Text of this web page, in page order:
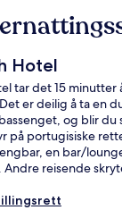
Hotel
tar det 15 minutter
er deilig å ta en
og blir du
på portugisiske
en bar/
reisende